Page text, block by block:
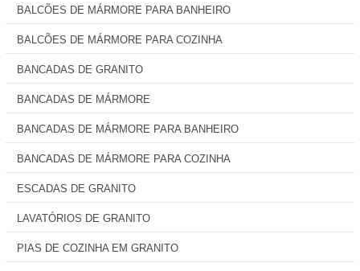
BALCÕES DE MÁRMORE PARA BANHEIRO
BALCÕES DE MÁRMORE PARA COZINHA
BANCADAS DE GRANITO
BANCADAS DE MÁRMORE
BANCADAS DE MÁRMORE PARA BANHEIRO
BANCADAS DE MÁRMORE PARA COZINHA
ESCADAS DE GRANITO
LAVATÓRIOS DE GRANITO
PIAS DE COZINHA EM GRANITO